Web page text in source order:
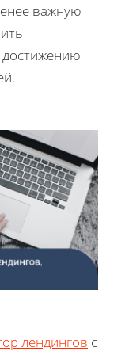
важную
достижению
лендингов с